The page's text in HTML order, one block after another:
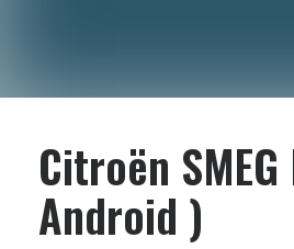
Citroën
Android )